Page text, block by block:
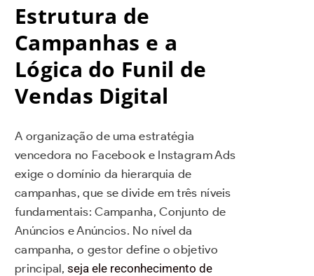
Estrutura de
Campanhas e a
Lógica do Funil de
Vendas Digital
A organização de uma estratégia
vencedora no Facebook e Instagram Ads
exige o domínio da hierarquia de
campanhas, que se divide em três níveis
fundamentais: Campanha, Conjunto de
Anúncios e Anúncios. No nível da
campanha, o gestor define o objetivo
principal,seja ele reconhecimento de